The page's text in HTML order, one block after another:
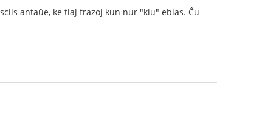
antaŭe, ke tiaj frazoj kun nur "kiu" eblas. Ĉu